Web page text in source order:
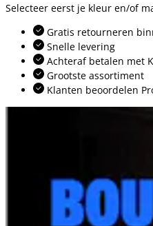
Selecteer eerst je kleur en/of
Gratis retourneren
Snelle levering
Achteraf betalen met
Grootste assortiment
Klanten beoordelen